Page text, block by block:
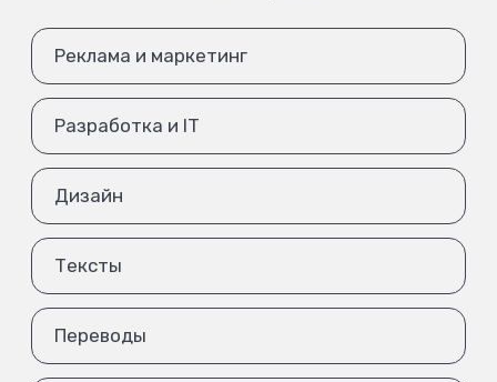
Реклама и маркетинг
Разработка и IT
Дизайн
Тексты
Переводы